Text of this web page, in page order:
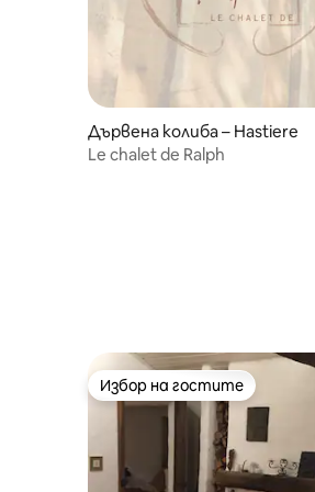
Дървена колиба – Hastiere
Le chalet de Ralph
Избор на гостите
Избор на гостите